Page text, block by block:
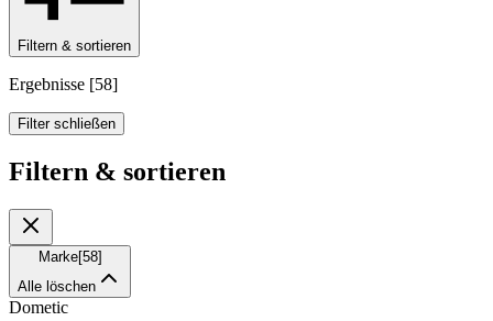
Filtern & sortieren
Ergebnisse [58]
Filter schließen
Filtern & sortieren
Marke[58]
Alle löschen
Dometic